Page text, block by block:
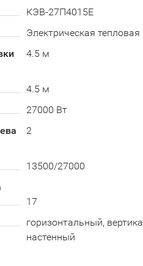
КЭВ-27П4015Е
Электрическая тепловая
4.5 м
4.5 м
27000 Вт
2
13500/27000
17
горизонтальный,
настенный